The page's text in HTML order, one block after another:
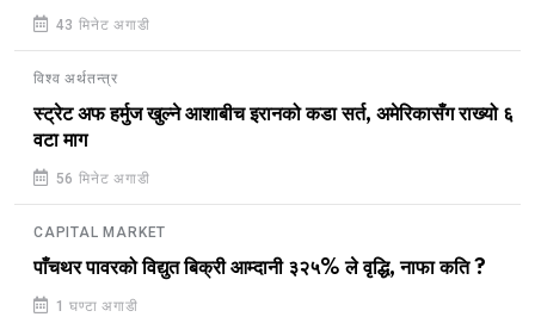
43 मिनेट अगाडी
विश्व अर्थतन्त्र
स्ट्रेट अफ हर्मुज खुल्ने आशाबीच इरानको कडा सर्त, अमेरिकासँग राख्यो ६
वटा माग
56 मिनेट अगाडी
CAPITAL MARKET
पाँचथर पावरको विद्युत बिक्री आम्दानी ३२५% ले वृद्धि, नाफा कति ?
1 घण्टा अगाडी